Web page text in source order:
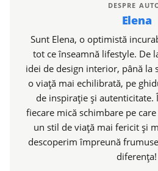
DESPRE
Elena
Sunt Elena, o optimistă
tot ce înseamnă lifestyle. De
idei de design interior, până la
o viață mai echilibrată, pe
de inspirație și autenticitate.
fiecare mică schimbare pe
un stil de viață mai fericit și
descoperim împreună
diferența!